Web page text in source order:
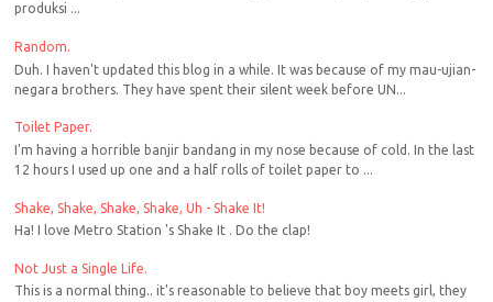
produksi ...
Random.
Duh. I haven't updated this blog in a while. It was because of my mau-ujian-
negara brothers. They have spent their silent week before UN...
Toilet Paper.
I'm having a horrible banjir bandang in my nose because of cold. In the last
12 hours I used up one and a half rolls of toilet paper to ...
Shake, Shake, Shake, Shake, Uh - Shake It!
Ha! I love Metro Station 's Shake It . Do the clap!
Not Just a Single Life.
This is a normal thing.. it's reasonable to believe that boy meets girl, they